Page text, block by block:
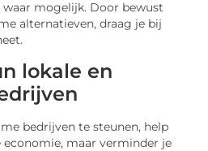
mogelijk. Door bewust
alternatieven, draag je bij
lokale en
bedrijven te steunen, help
economie, maar verminder je